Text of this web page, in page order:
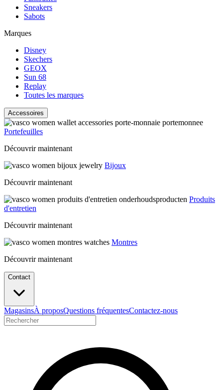
Sneakers
Sabots
Marques
Disney
Skechers
GEOX
Sun 68
Replay
Toutes les marques
Accessoires
Portefeuilles
Découvrir maintenant
Bijoux
Découvrir maintenant
Produits
d'entretien
Découvrir maintenant
Montres
Découvrir maintenant
Contact
MagasinsÀ proposQuestions fréquentesContactez-nous